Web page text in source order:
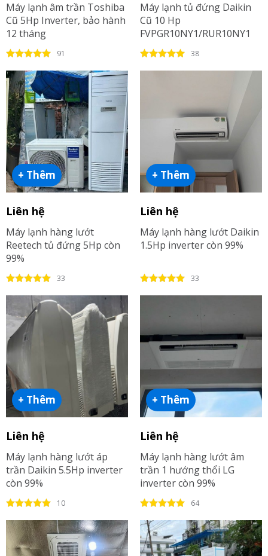
Máy lạnh âm trần Toshiba
Cũ 5Hp Inverter, bảo hành
12 tháng
91
Máy lạnh tủ đứng Daikin
Cũ 10 Hp
FVPGR10NY1/RUR10NY1
Gas R410a
38
+ Thêm
Liên hệ
Máy lạnh hàng lướt
Reetech tủ đứng 5Hp còn
99%
33
+ Thêm
Liên hệ
Máy lạnh hàng lướt Daikin
1.5Hp inverter còn 99%
33
+ Thêm
Liên hệ
Máy lạnh hàng lướt áp
trần Daikin 5.5Hp inverter
còn 99%
10
+ Thêm
Liên hệ
Máy lạnh hàng lướt âm
trần 1 hướng thổi LG
inverter còn 99%
64